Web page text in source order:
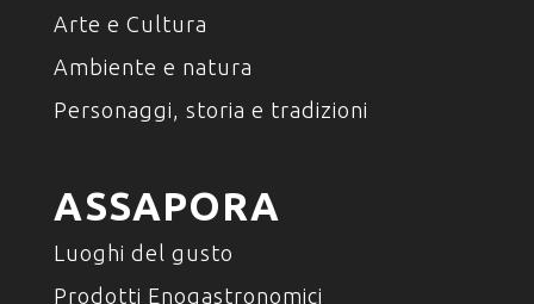
Arte e Cultura
Ambiente e natura
Personaggi, storia e tradizioni
ASSAPORA
Luoghi del gusto
Prodotti Enogastronomici